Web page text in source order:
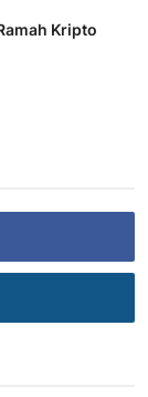
Kripto